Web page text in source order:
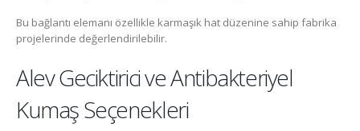
Bu bağlantı elemanı özellikle karmaşık hat düzenine sahip fabrika
projelerinde değerlendirilebilir.
Alev Geciktirici ve Antibakteriyel
Kumaş Seçenekleri